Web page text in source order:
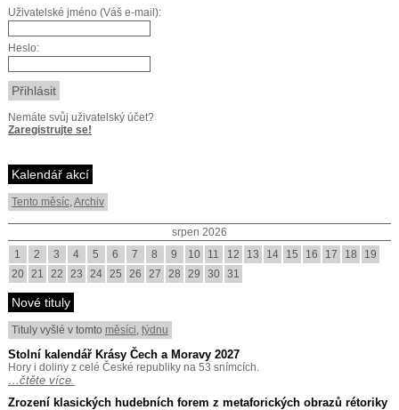
Uživatelské jméno (Váš e-mail):
Heslo:
Nemáte svůj uživatelský účet?
Zaregistrujte se!
Kalendář akcí
Tento měsíc,Archiv
srpen 2026
1
2 3 4 5 6 7 8 9 10 11 12 13 14 15 16 17 18
19
20 21 22 23 24 25 26 27 28 29 30 31
Nové tituly
Tituly vyšlé v tomto měsíci, týdnu
Stolní kalendář Krásy Čech a Moravy 2027
Hory i doliny z celé České republiky na 53 snímcích.
…čtěte více.
Zrození klasických hudebních forem z metaforických obrazů rétoriky